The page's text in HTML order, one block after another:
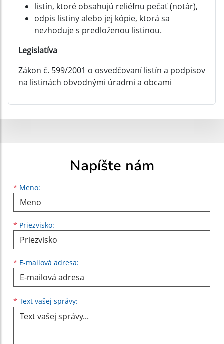
listín, ktoré obsahujú reliéfnu pečať (notár),
odpis listiny alebo jej kópie, ktorá sa
nezhoduje s predloženou listinou.
Legislatíva
Zákon č. 599/2001 o osvedčovaní listín a podpisov
na listinách obvodnými úradmi a obcami
Napíšte nám
* Meno:
Meno
* Priezvisko:
Priezvisko
* E-mailová adresa:
E-mailová adresa
* Text vašej správy: